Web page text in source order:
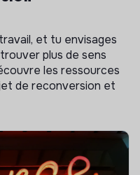
et tu envisages
plus de sens
les ressources
de reconversion et